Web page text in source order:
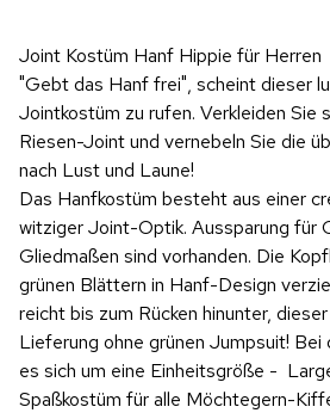
Joint Kostüm Hanf Hippie für Herren
"Gebt das Hanf frei", scheint dieser
Jointkostüm zu rufen. Verkleiden Sie
Riesen-Joint und vernebeln Sie die
nach Lust und Laune!
Das Hanfkostüm besteht aus einer
witziger Joint-Optik. Aussparung für
Gliedmaßen sind vorhanden. Die
grünen Blättern in Hanf-Design
reicht bis zum Rücken hinunter,
Lieferung ohne grünen Jumpsuit!
es sich um eine Einheitsgröße -
Spaßkostüm für alle Möchtegern-